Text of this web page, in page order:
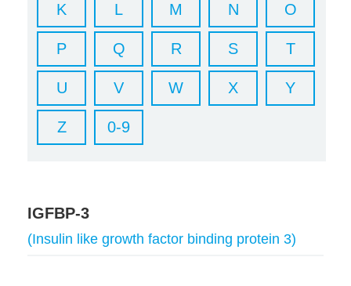
K L M N O
P Q R S T
U V W X Y
Z 0-9
IGFBP-3
(Insulin like growth factor binding protein 3)